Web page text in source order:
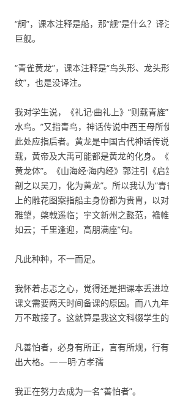
“舸”，课本注释是船，那“舰”是什么？
巨舰。
“青雀黄龙”，课本注释是“鸟头形、龙头
纹”，也是没译注。
我对学生说，《礼记·曲礼上》“则载青旌
水鸟。”又指青鸟，神话传说中西王母所
此处应指后者。黄龙是中国古代神话传
载，黄帝及大禹可能都是黄龙的化身。
黄龙体”。《山海经·海内经》郭注引《启
剖之以吴刀，化为黄龙”。所以我认为“
上的雕花图案指船主身份都为贵胄，以
雅望，棨戟遥临；宇文新州之懿范，襜
如云；千里逢迎，高朋满座”句。
凡此种种，不一而足。
我怀着忐忑之心，觉得还是把课本丢进
课文需要两天时间备课的原因。而八九
万不敢接了。这就算是我这文科辍学生的
凡善怕者，必身有所正，言有所规，行
出大格。——明·方孝孺
我正在努力去成为一名“善怕者”。